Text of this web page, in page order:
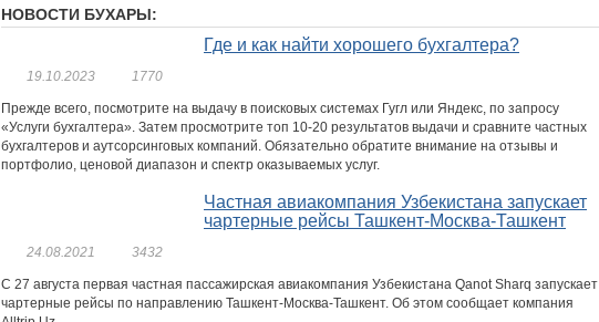
НОВОСТИ БУХАРЫ:
Где и как найти хорошего бухгалтера?
19.10.2023 1770
Прежде всего, посмотрите на выдачу в поисковых системах Гугл или Яндекс, по запросу
«Услуги бухгалтера». Затем просмотрите топ 10-20 результатов выдачи и сравните частных
бухгалтеров и аутсорсинговых компаний. Обязательно обратите внимание на отзывы и
портфолио, ценовой диапазон и спектр оказываемых услуг.
Частная авиакомпания Узбекистана запускает
чартерные рейсы Ташкент-Москва-Ташкент
24.08.2021 3432
С 27 августа первая частная пассажирская авиакомпания Узбекистана Qanot Sharq запускает
чартерные рейсы по направлению Ташкент-Москва-Ташкент. Об этом сообщает компания